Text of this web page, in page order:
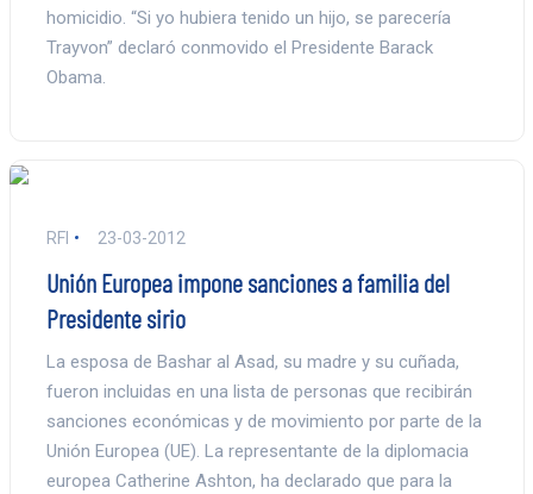
homicidio. “Si yo hubiera tenido un hijo, se parecería
Trayvon” declaró conmovido el Presidente Barack
Obama.
RFI 23-03-2012
Unión Europea impone sanciones a familia del
Presidente sirio
La esposa de Bashar al Asad, su madre y su cuñada,
fueron incluidas en una lista de personas que recibirán
sanciones económicas y de movimiento por parte de la
Unión Europea (UE). La representante de la diplomacia
europea Catherine Ashton, ha declarado que para la